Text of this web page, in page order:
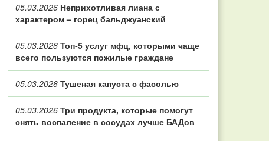
05.03.2026 Неприхотливая лиана с
характером – горец бальджуанский
05.03.2026 Топ‑5 услуг мфц, которыми чаще
всего пользуются пожилые граждане
05.03.2026 Тушеная капуста с фасолью
05.03.2026 Три продукта, которые помогут
снять воспаление в сосудах лучше БАДов